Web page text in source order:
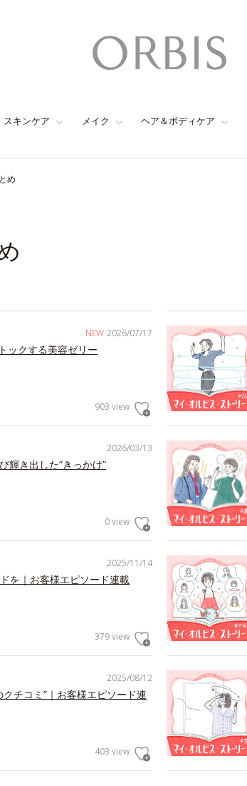
スキンケア メイク ヘア＆ボディケア
め
NEW 2026/07/17
ックする美容ゼリー
903 view
2026/03/13
輝き出した“きっかけ”
0 view
2025/11/14
を｜お客様エピソード連載
379 view
2025/08/12
チコミ”｜お客様エピソード連
403 view